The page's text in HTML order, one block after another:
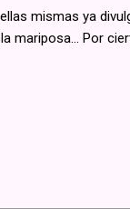
mismas ya
mariposa... Por